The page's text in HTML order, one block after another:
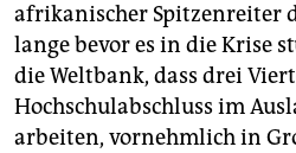
afrikanischer Spitzenreiter
lange bevor es in die Krise
die Weltbank, dass drei
Hochschulabschluss im
arbeiten, vornehmlich in